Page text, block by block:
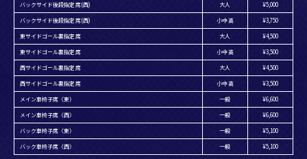
バックサイド後段指定席(西) 大人 ¥5,000
バックサイド後段指定席(西) 小中高 ¥3,750
東サイドゴール裏指定席 大人 ¥4,500
東サイドゴール裏指定席 小中高 ¥3,500
西サイドゴール裏指定席 大人 ¥4,500
西サイドゴール裏指定席 小中高 ¥3,500
メイン車椅子席（東） 一般 ¥6,600
メイン車椅子席（西） 一般 ¥6,600
バック車椅子席（東） 一般 ¥5,100
バック車椅子席（西） 一般 ¥5,100